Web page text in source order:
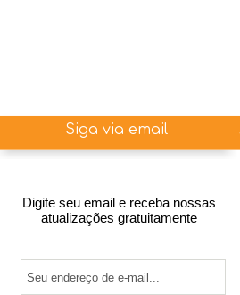
Siga via email
Digite seu email e receba nossas
atualizações gratuitamente